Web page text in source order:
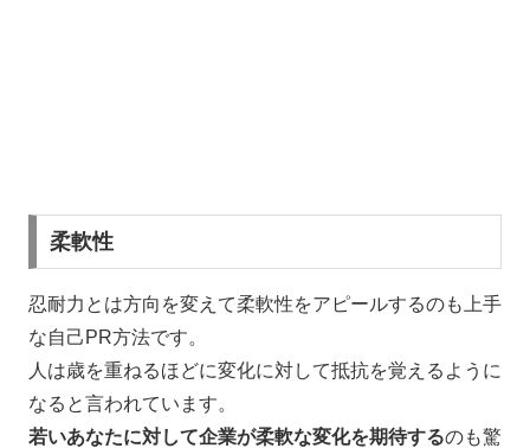
柔軟性
忍耐力とは方向を変えて柔軟性をアピールするのも上手
な自己PR方法です。
人は歳を重ねるほどに変化に対して抵抗を覚えるように
なると言われています。
若いあなたに対して企業が柔軟な変化を期待するのも驚